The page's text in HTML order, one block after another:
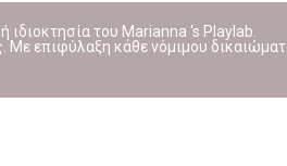
του Marianna ‘s Playlab.
Με επιφύλαξη κάθε νόμιμου